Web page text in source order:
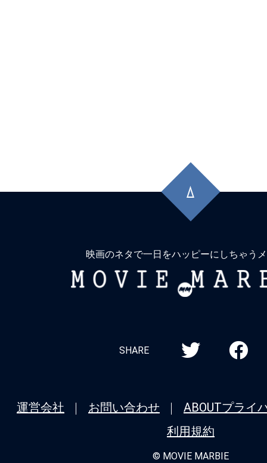
頭
に
映画のネタで一日をハッピーにしちゃう
MOVIE
SHARE
運営会社 お問い合わせ ABOUTプライ
利用規約
© MOVIE MARBIE